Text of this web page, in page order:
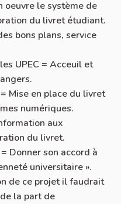
oeuvre le système de
du livret étudiant.
bons plans, service
UPEC = Acceuil et
Mise en place du livret
numériques.
aux
du livret.
Donner son accord à
universitaire ».
de ce projet il faudrait
la part de